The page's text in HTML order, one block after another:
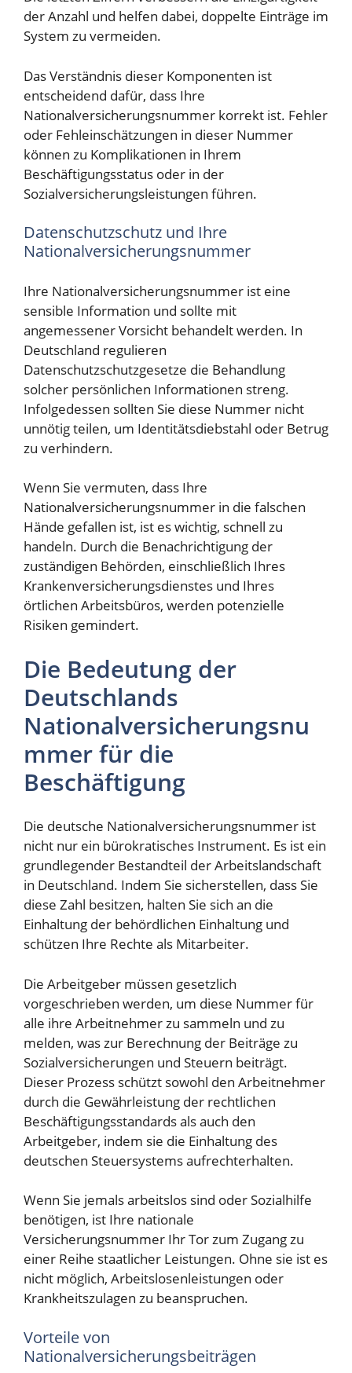
der Anzahl und helfen dabei, doppelte Einträge im
System zu vermeiden.
Das Verständnis dieser Komponenten ist
entscheidend dafür, dass Ihre
Nationalversicherungsnummer korrekt ist. Fehler
oder Fehleinschätzungen in dieser Nummer
können zu Komplikationen in Ihrem
Beschäftigungsstatus oder in der
Sozialversicherungsleistungen führen.
Datenschutzschutz und Ihre
Nationalversicherungsnummer
Ihre Nationalversicherungsnummer ist eine
sensible Information und sollte mit
angemessener Vorsicht behandelt werden. In
Deutschland regulieren
Datenschutzschutzgesetze die Behandlung
solcher persönlichen Informationen streng.
Infolgedessen sollten Sie diese Nummer nicht
unnötig teilen, um Identitätsdiebstahl oder Betrug
zu verhindern.
Wenn Sie vermuten, dass Ihre
Nationalversicherungsnummer in die falschen
Hände gefallen ist, ist es wichtig, schnell zu
handeln. Durch die Benachrichtigung der
zuständigen Behörden, einschließlich Ihres
Krankenversicherungsdienstes und Ihres
örtlichen Arbeitsbüros, werden potenzielle
Risiken gemindert.
Die Bedeutung der
Deutschlands
Nationalversicherungsnu
mmer für die
Beschäftigung
Die deutsche Nationalversicherungsnummer ist
nicht nur ein bürokratisches Instrument. Es ist ein
grundlegender Bestandteil der Arbeitslandschaft
in Deutschland. Indem Sie sicherstellen, dass Sie
diese Zahl besitzen, halten Sie sich an die
Einhaltung der behördlichen Einhaltung und
schützen Ihre Rechte als Mitarbeiter.
Die Arbeitgeber müssen gesetzlich
vorgeschrieben werden, um diese Nummer für
alle ihre Arbeitnehmer zu sammeln und zu
melden, was zur Berechnung der Beiträge zu
Sozialversicherungen und Steuern beiträgt.
Dieser Prozess schützt sowohl den Arbeitnehmer
durch die Gewährleistung der rechtlichen
Beschäftigungsstandards als auch den
Arbeitgeber, indem sie die Einhaltung des
deutschen Steuersystems aufrechterhalten.
Wenn Sie jemals arbeitslos sind oder Sozialhilfe
benötigen, ist Ihre nationale
Versicherungsnummer Ihr Tor zum Zugang zu
einer Reihe staatlicher Leistungen. Ohne sie ist es
nicht möglich, Arbeitslosenleistungen oder
Krankheitszulagen zu beanspruchen.
Vorteile von
Nationalversicherungsbeiträgen